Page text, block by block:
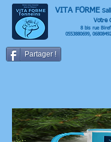
Partager !
VITA FORME
Votre
8 bis rue
0553880699,